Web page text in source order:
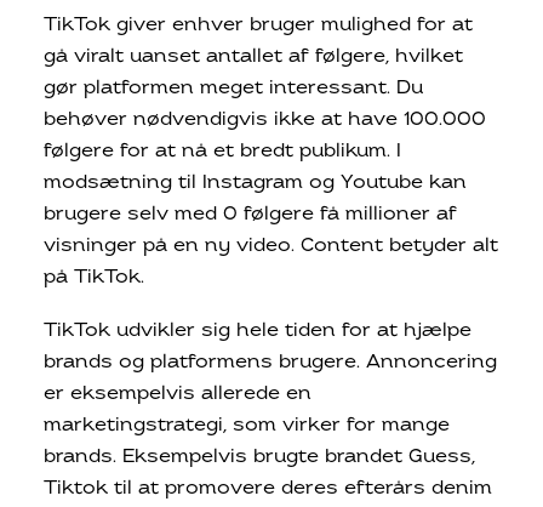
TikTok giver enhver bruger mulighed for at
gå viralt uanset antallet af følgere, hvilket
gør platformen meget interessant. Du
behøver nødvendigvis ikke at have 100.000
følgere for at nå et bredt publikum. I
modsætning til Instagram og Youtube kan
brugere selv med 0 følgere få millioner af
visninger på en ny video. Content betyder alt
på TikTok.
TikTok udvikler sig hele tiden for at hjælpe
brands og platformens brugere. Annoncering
er eksempelvis allerede en
marketingstrategi, som virker for mange
brands. Eksempelvis brugte brandet Guess,
Tiktok til at promovere deres efterårs denim